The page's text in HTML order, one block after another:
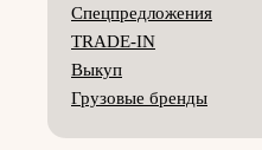
Спецпредложения
TRADE-IN
Выкуп
Грузовые бренды